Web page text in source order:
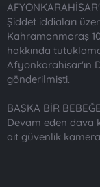
Şiddet iddiaları
Kahramanmaraş
hakkında
Afyonkarahisar'ın
gönderilmişti.
BAŞKA BİR
Devam eden dava
ait güvenlik